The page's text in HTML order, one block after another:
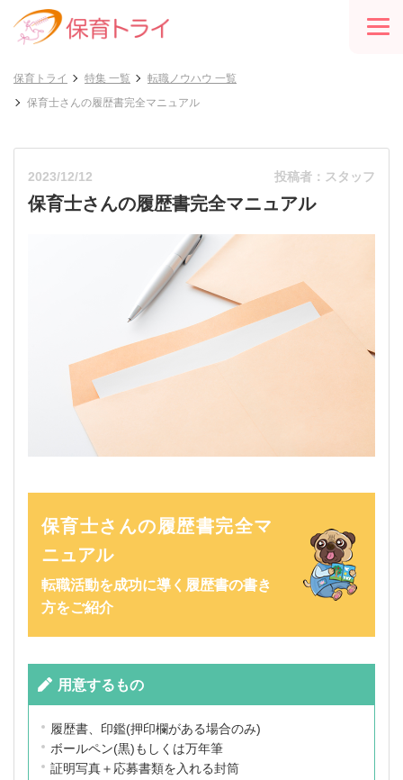
保育トライ 特集 一覧
転職ノウハウ 一覧
保育士さんの履歴書完全マニュアル
2023/12/12 投稿者：スタッフ
保育士さんの履歴書完全マニュアル
保育士さんの履歴書完全マ
ニュアル
転職活動を成功に導く履歴書の書き
方をご紹介
用意するもの
履歴書、印鑑(押印欄がある場合のみ)
ボールペン(黒)もしくは万年筆
証明写真＋応募書類を入れる封筒